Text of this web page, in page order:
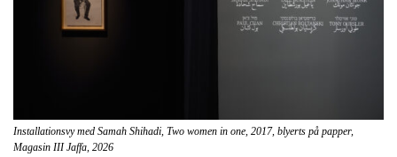
Installationsvy med Samah Shihadi, Two women in one, 2017, blyerts på papper,
Magasin III Jaffa, 2026